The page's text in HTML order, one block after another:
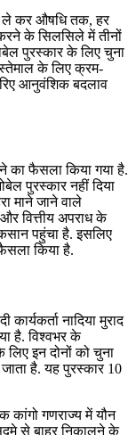
ले कर औषधि तक, हर
के सिलसिले में तीनों
पुरस्कार के लिए चुना
इस्तेमाल के लिए क्रम-
आनुवंशिक बदलाव
का फैसला किया गया है.
पुरस्कार नहीं दिया
माने जाने वाले
वित्तीय अपराध के
पहुंचा है. इसलिए
किया है.
नादिया मुराद
है. विश्वभर के
इन दोनों को चुना
जाता है. यह पुरस्कार 10
कांगो गणराज्य में यौन
से बाहर निकालने के